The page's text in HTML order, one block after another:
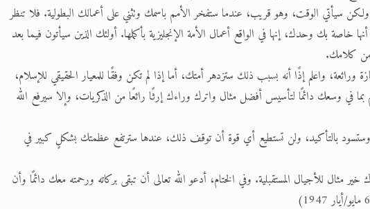
سيأتي الوقت، وهو قريب، عندما ستفخر الأمم باسمك وتثني على أعمالك البطولية. فلا تنظر
خاصة بك وحدك، إنها في الواقع أعمال الأمة الإنجليزية بأكملها. أولئك الذين سيأتون فيما بعد
كلامك.
واعلم إذًا أنه بسبب ذلك ستزدهر أمتك، أما إذا لم تكن وفقًا للمعيار الحقيقي للإسلام،
في وسعك دائمًا لتأسيس أفضل مثال واترك وراءك إرثًا رائعًا من الذكريات، وإلا سيرفع الله
بالتأكيد، ولن تستطيع أي قوة أن توقف ذلك، عندها سترتفع عظمتك بشكلٍ كبير في
للأجيال المستقبلية. وفي الختام، أدعو الله تعالى أن تبقى بركاته ورحمته معك دائمًا وأن